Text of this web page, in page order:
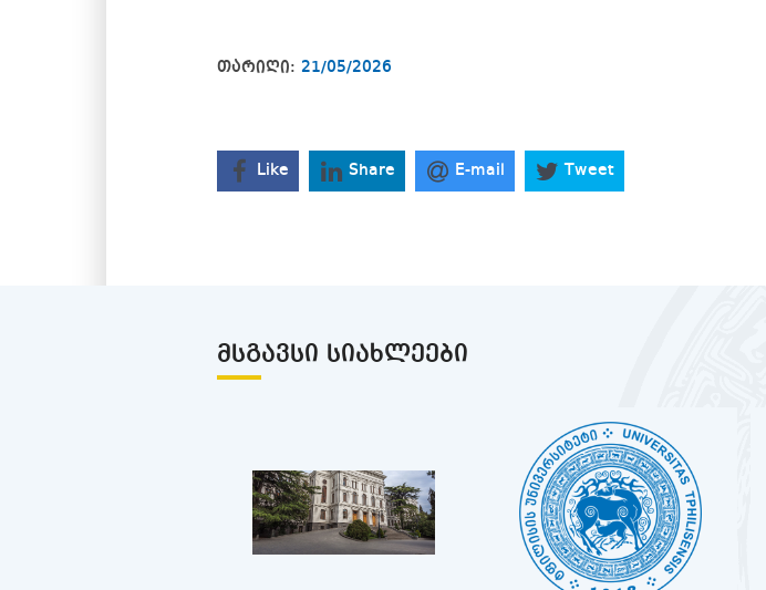
თარიღი: 21/05/2026
Like Share E-mail Tweet
ᲛᲡᲒᲐᲕᲡᲘ ᲡᲘᲐᲮᲚᲔᲔᲑᲘ